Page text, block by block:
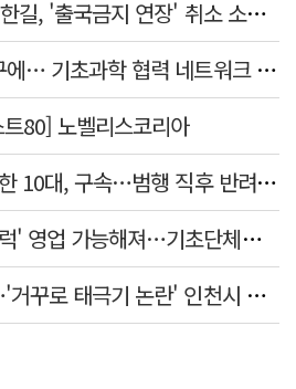
"수사 차질 우려"…전한길, '출국금지 연장' 취소 소송 패소
전국 20개 대학이 대구에… 기초과학 협력 네트워크 출범하다
80] 노벨리스코리아
말다툼하다 모친 살해한 10대, 구속…범행 직후 반려견도 죽여
일반음식점도 '푸드트럭' 영업 가능해져…기초단체별 조례 개정 움직임
김희철도 "X돌았네"…'거꾸로 태극기 논란' 인천시 현수막, 이틀 만에 철거